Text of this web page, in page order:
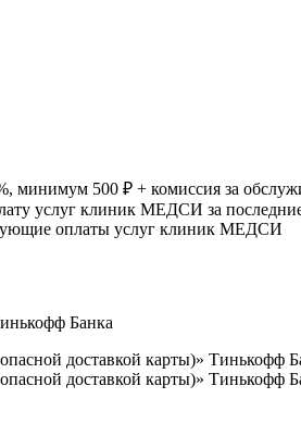
500 ₽ + комиссия за
услуг клиник МЕДСИ за
оплаты услуг клиник МЕДСИ
доставкой карты)» Тинькофф
доставкой карты)» Тинькофф